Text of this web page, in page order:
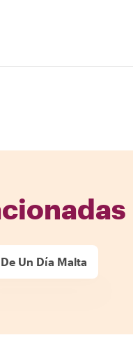
Un Día Malta